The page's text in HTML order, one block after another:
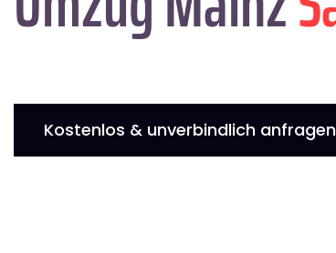
Kostenlos & unverbindlich anfragen